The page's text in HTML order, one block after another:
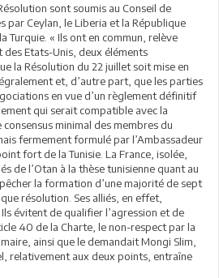
sont soumis au Conseil de
par Ceylan, le Liberia et la République
Turquie. « Ils ont en commun, relève
des Etats-Unis, deux éléments
la Résolution du 22 juillet soit mise en
et, d’autre part, que les parties
en vue d’un règlement définitif
qui serait compatible avec la
minimal des membres du
fermement formulé par l’Ambassadeur
fort de la Tunisie. La France, isolée,
de l’Otan à la thèse tunisienne quant au
la formation d’une majorité de sept
résolution. Ses alliés, en effet,
évitent de qualifier l’agression et de
40 de la Charte, le non-respect par la
ainsi que le demandait Mongi Slim,
relativement aux deux points, entraîne